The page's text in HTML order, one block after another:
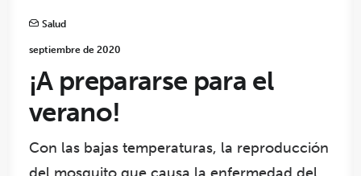
Salud
septiembre de 2020
¡A prepararse para el
verano!
Con las bajas temperaturas, la reproducción
del mosquito que causa la enfermedad del